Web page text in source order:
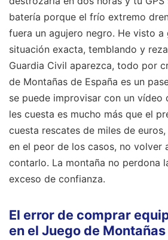
batería porque el frío extremo
fuera un agujero negro. He visto a
situación exacta, temblando y
Guardia Civil aparezca, todo por
de Montañas de España es un
se puede improvisar con un vídeo
les cuesta es mucho más que el
cuesta rescates de miles de
en el peor de los casos, no volver
contarlo. La montaña no perdona
exceso de confianza.
El error de comprar
en el Juego de